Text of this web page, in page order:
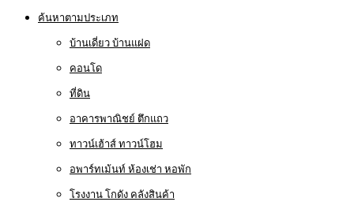
ค้นหาตามประเภท
บ้านเดี่ยว บ้านแฝด
คอนโด
ที่ดิน
อาคารพาณิชย์ ตึกแถว
ทาวน์เฮ้าส์ ทาวน์โฮม
อพาร์ทเม้นท์ ห้องเช่า หอพัก
โรงงาน โกดัง คลังสินค้า